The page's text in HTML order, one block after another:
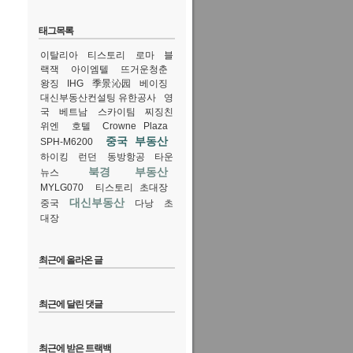
태그목록
이탈리아 티스토리 로마
블
랙잭
아이엠텔
뜨거운청춘
왕징
IHG 季景沁园
베이징
대신부동산컨설팅 유한공사
영
국
베트남 스카이팀
찌징친
위엔
호텔
Crowne Plaza
SPH-M6200
중국 부동산
하이킹 런던 동방항공
타운
뉴스
북경 부동산
MYLG070
티스토리 초대장
중국
대신부동산 다낭
초
대장
최근에 올라온 글
최근에 달린 댓글
최근에 받은 트랙백